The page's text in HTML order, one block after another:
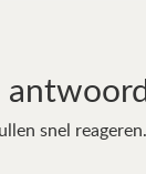
snel reageren.